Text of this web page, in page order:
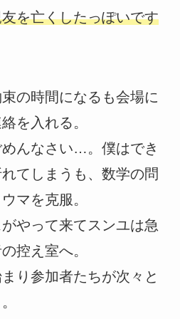
を亡くしたっぽいです
の時間になるも会場に
を入れる。
んなさい…。僕はでき
てしまうも、数学の問
マを克服。
やって来てスンユは急
控え室へ。
り参加者たちが次々と